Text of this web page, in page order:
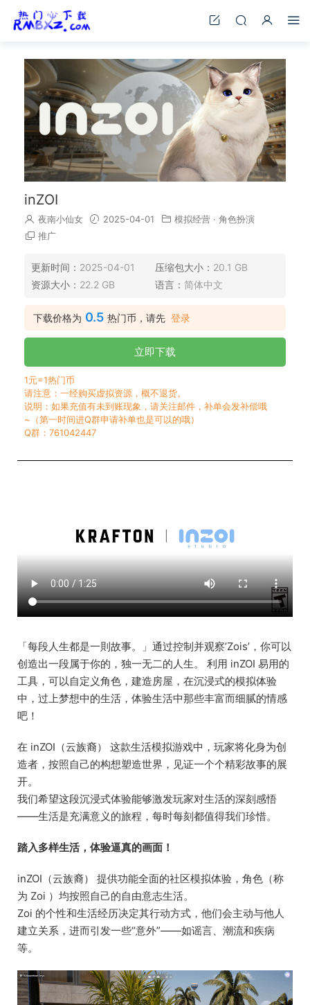
inZOI
夜南小仙女 2025-04-01 模拟经营 · 角色扮演
推广
更新时间： 2025-04-01 压缩包大小： 20.1 GB
资源大小： 22.2 GB 语言： 简体中文
下载价格为 0.5 热门币，请先 登录
立即下载
1元=1热门币
请注意：一经购买虚拟资源，概不退货。
说明：如果充值有未到账现象，请关注邮件，补单会发补偿哦
~（第一时间进Q群申请补单也是可以的哦）
Q群：761042447
「每段人生都是一則故事。」通过控制并观察’Zois’，你可以
创造出一段属于你的，独一无二的人生。 利用 inZOI 易用的
工具，可以自定义角色，建造房屋，在沉浸式的模拟体验
中，过上梦想中的生活，体验生活中那些丰富而细腻的情感
吧！
在 inZOI（云族裔） 这款生活模拟游戏中，玩家将化身为创
造者，按照自己的构想塑造世界，见证一个个精彩故事的展
开。
我们希望这段沉浸式体验能够激发玩家对生活的深刻感悟
——生活是充满意义的旅程，每时每刻都值得我们珍惜。
踏入多样生活，体验逼真的画面！
inZOI（云族裔） 提供功能全面的社区模拟体验，角色（称
为 Zoi ）均按照自己的自由意志生活。
Zoi 的个性和生活经历决定其行动方式，他们会主动与他人
建立关系，进而引发一些“意外”——如谣言、潮流和疾病
等。